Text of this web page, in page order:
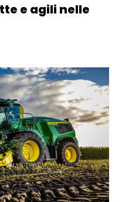
e agili nelle